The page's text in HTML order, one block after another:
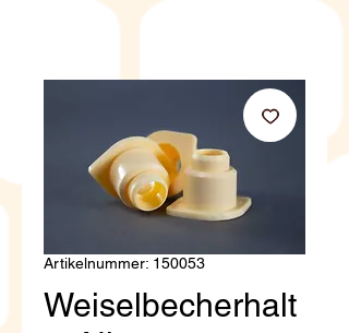
Artikelnummer: 150053
Weiselbecherhalt